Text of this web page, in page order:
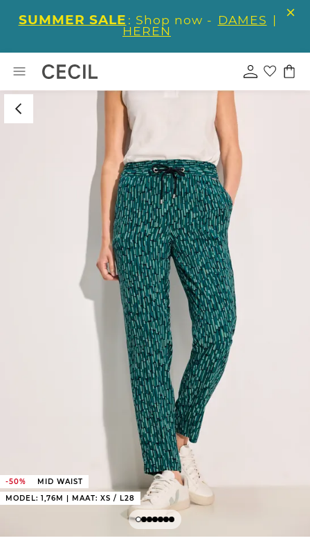
SUMMER SALE : Shop now - DAMES |
HEREN
-50%
MID WAIST
MODEL: 1,76M | MAAT: XS / L28